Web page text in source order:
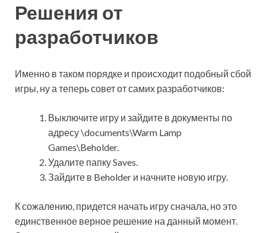
Решения от
разработчиков
Именно в таком порядке и происходит подобный сбой
игры, ну а теперь совет от самих разработчиков:
Выключите игру и зайдите в документы по
адресу \documents\Warm Lamp
Games\Beholder.
Удалите папку Saves.
Зайдите в Beholder и начните новую игру.
К сожалению, придется начать игру сначала, но это
единственное верное решение на данный момент.